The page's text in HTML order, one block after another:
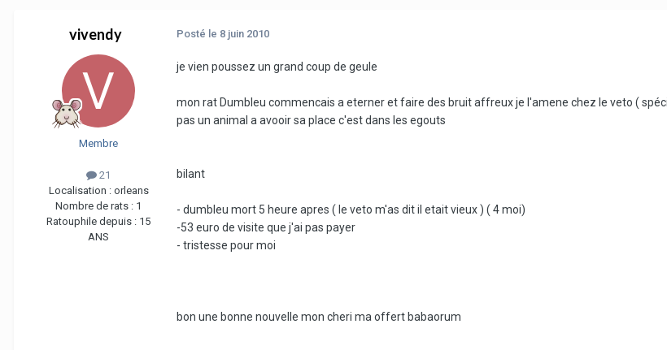
vivendy
Membre
21
Localisation : orleans
Nombre de rats : 1
Ratouphile depuis : 15
ANS
Posté le 8 juin 2010
je vien poussez un grand coup de geule
mon rat Dumbleu commencais a eterner et faire des bruit affreux je l'amene chez le veto (
pas un animal a avooir sa place c'est dans les egouts
bilant
- dumbleu mort 5 heure apres ( le veto m'as dit il etait vieux ) ( 4 moi)
-53 euro de visite que j'ai pas payer
- tristesse pour moi
bon une bonne nouvelle mon cheri ma offert babaorum